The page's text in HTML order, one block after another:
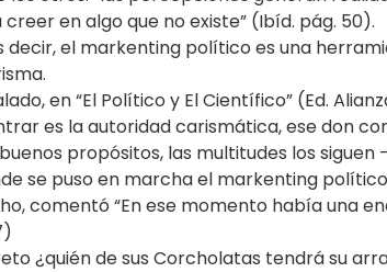
en algo que no existe” (Ibíd. pág. 50).
decir, el markenting político es una
en “El Político y El Científico” (Ed.
es la autoridad carismática, ese don
propósitos, las multitudes los siguen
se puso en marcha el markenting
comentó “En ese momento había una
¿quién de sus Corcholatas tendrá su